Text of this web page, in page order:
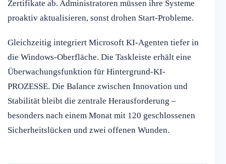
Zertifikate ab. Administratoren müssen ihre Systeme
proaktiv aktualisieren, sonst drohen Start-Probleme.
Gleichzeitig integriert Microsoft KI-Agenten tiefer in
die Windows-Oberfläche. Die Taskleiste erhält eine
Überwachungsfunktion für Hintergrund-KI-
PROZESSE. Die Balance zwischen Innovation und
Stabilität bleibt die zentrale Herausforderung –
besonders nach einem Monat mit 120 geschlossenen
Sicherheitslücken und zwei offenen Wunden.